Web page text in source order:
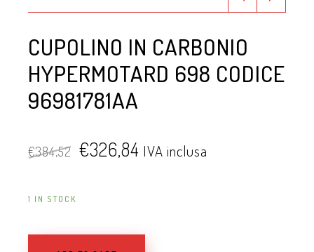
CUPOLINO IN CARBONIO
HYPERMOTARD 698 CODICE
96981781AA
€384,52 €326,84 IVA inclusa
1 IN STOCK